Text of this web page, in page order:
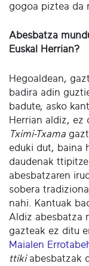
gogoa piztea da
Abesbatza
Euskal Herrian?
Hegoaldean,
badira adin
badute, asko
Herrian aldiz, ez
Tximi-Txama
eduki dut, baina
daudenak
abesbatzaren
sobera
nahi. Kantuak
Aldiz abesbatza
gazteak ez ditu
Maialen
ttikiabesbatzak